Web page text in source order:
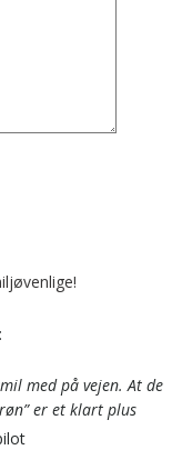
med på vejen. At de
er et klart plus